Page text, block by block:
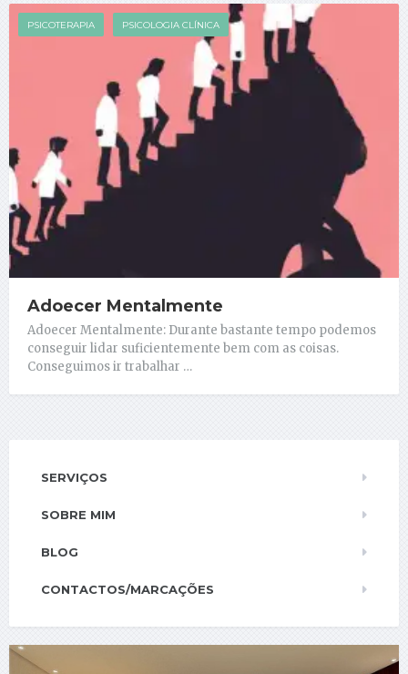
PSICOTERAPIA PSICOLOGIA CLÍNICA
Adoecer Mentalmente
Adoecer Mentalmente: Durante bastante tempo podemos
conseguir lidar suficientemente bem com as coisas.
Conseguimos ir trabalhar …
SERVIÇOS
SOBRE MIM
BLOG
CONTACTOS/MARCAÇÕES